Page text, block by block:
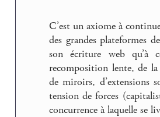
C’est un axiome à
des grandes plateformes
son écriture web qu’à
recomposition lente, de la
de miroirs, d’extensions
tension de forces
concurrence à laquelle se